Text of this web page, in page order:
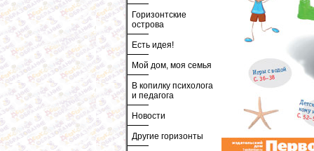
Горизонтские
острова
Есть идея!
Мой дом, моя семья
В копилку психолога
и педагога
Новости
Другие горизонты